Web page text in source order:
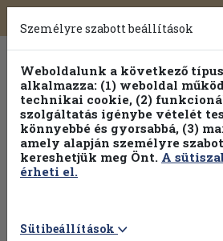
Toggle
navigation
Személyre szabott beállítások
Weboldalunk a következő
alkalmazza: (1) weboldal
technikai cookie, (2)
szolgáltatás igénybe vételét
könnyebbé és gyorsabbá, (3)
amely alapján személyre
kereshetjük meg Önt. A
érheti el.
Sütibeállítások